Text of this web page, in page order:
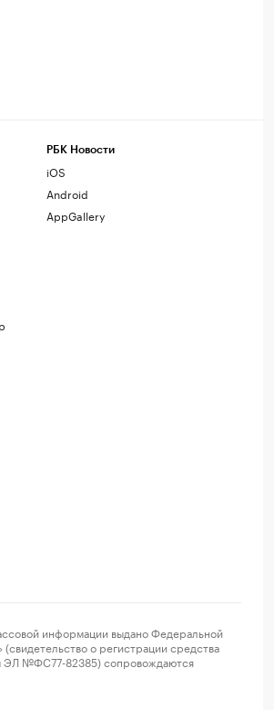
РБК Новости
iOS
Android
AppGallery
информации выдано Федеральной
о регистрации средства
ЭЛ №ФС77-82385) сопровождаются